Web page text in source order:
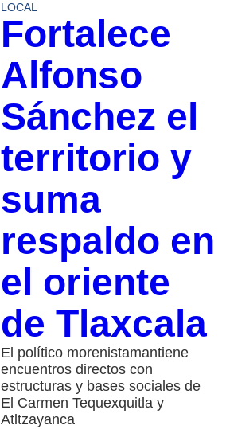
LOCAL
Fortalece
Alfonso
Sánchez el
territorio y
suma
respaldo en
el oriente
de Tlaxcala
El político morenistamantiene
encuentros directos con
estructuras y bases sociales de
El Carmen Tequexquitla y
Atltzayanca